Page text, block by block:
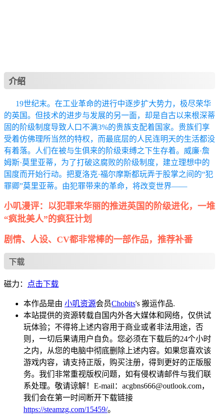
介绍
19世纪末。在工业革命的进行中逐步扩大势力，极尽荣华
的英国。但技术的进步与发展的另一面，却是自古以来根深蒂
固的阶级制度导致人口不满3%的贵族支配着国家。贵族们享
受着仿佛理所当然的特权，而最底层的人民连明天的生活都没
有着落。人们在被与生俱来的阶级束缚之下生存着。威廉·詹
姆斯·莫里亚蒂，为了打破这腐败的阶级制度，建立理想中的
国度而开始行动。把夏洛克·福尔摩斯都玩弄于股掌之间的“犯
罪卿”莫里亚蒂。由犯罪带来的革命，将改变世界——
小叽漫评：以犯罪来华丽的推进英国的阶级进化，一堆
“疯批美人”的疯狂计划
剧情、人设、CV都非常棒的一部作品，推荐补番
下载
磁力： 点击下载
本作品是由 小叽资源会员Chobits's 搬运作品.
本站提供的资源转载自国内外各大媒体和网络，仅供试
玩体验；不得将上述内容用于商业或者非法用途，否
则，一切后果请用户自负。您必须在下载后的24个小时
之内，从您的电脑中彻底删除上述内容。如果您喜欢该
游戏内容，请支持正版，购买注册，得到更好的正版服
务。我们非常重视版权问题，如有侵权请邮件与我们联
系处理。敬请谅解！E-mail：acgbns666@outlook.com，
我们会在第一时间断开下载链接
https://steamzg.com/15459/。